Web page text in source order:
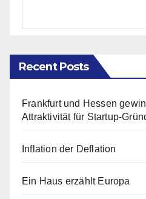
Recent Posts
Frankfurt und Hessen
Attraktivität für Startup-
Inflation der Deflation
Ein Haus erzählt Europa